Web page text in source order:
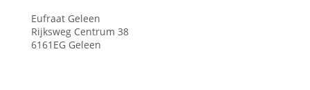
Eufraat Geleen
Rijksweg Centrum 38
6161EG Geleen